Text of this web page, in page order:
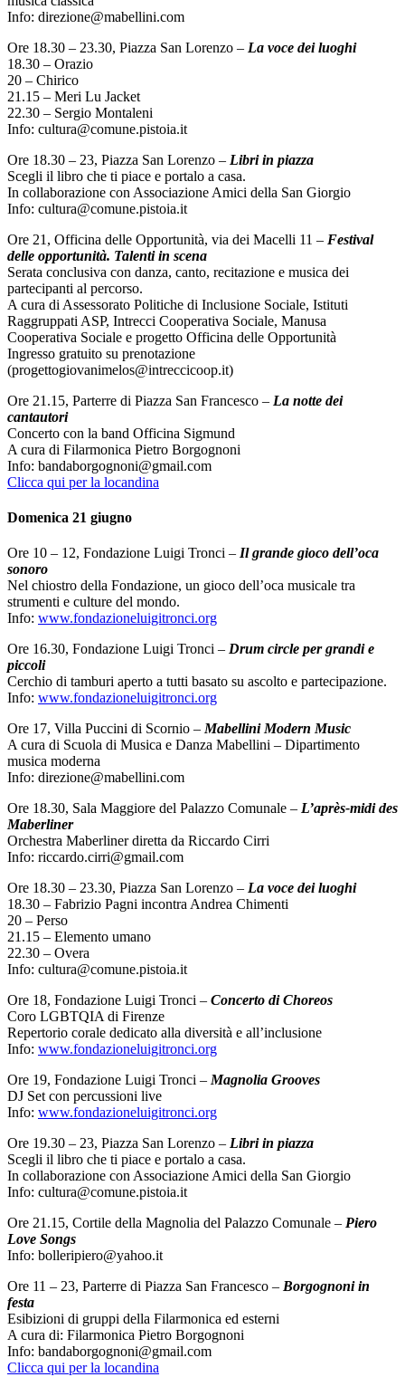
Info: direzione@mabellini.com
Ore 18.30 – 23.30, Piazza San Lorenzo – La voce dei luoghi
18.30 – Orazio
20 – Chirico
21.15 – Meri Lu Jacket
22.30 – Sergio Montaleni
Info: cultura@comune.pistoia.it
Ore 18.30 – 23, Piazza San Lorenzo – Libri in piazza
Scegli il libro che ti piace e portalo a casa.
In collaborazione con Associazione Amici della San Giorgio
Info: cultura@comune.pistoia.it
Ore 21, Officina delle Opportunità, via dei Macelli 11 – Festival
delle opportunità. Talenti in scena
Serata conclusiva con danza, canto, recitazione e musica dei
partecipanti al percorso.
A cura di Assessorato Politiche di Inclusione Sociale, Istituti
Raggruppati ASP, Intrecci Cooperativa Sociale, Manusa
Cooperativa Sociale e progetto Officina delle Opportunità
Ingresso gratuito su prenotazione
(progettogiovanimelos@intreccicoop.it)
Ore 21.15, Parterre di Piazza San Francesco – La notte dei
cantautori
Concerto con la band Officina Sigmund
A cura di Filarmonica Pietro Borgognoni
Info: bandaborgognoni@gmail.com
Clicca qui per la locandina
Domenica 21 giugno
Ore 10 – 12, Fondazione Luigi Tronci – Il grande gioco dell’oca
sonoro
Nel chiostro della Fondazione, un gioco dell’oca musicale tra
strumenti e culture del mondo.
Info: www.fondazioneluigitronci.org
Ore 16.30, Fondazione Luigi Tronci – Drum circle per grandi e
piccoli
Cerchio di tamburi aperto a tutti basato su ascolto e partecipazione.
Info: www.fondazioneluigitronci.org
Ore 17, Villa Puccini di Scornio –Mabellini Modern Music
A cura di Scuola di Musica e Danza Mabellini – Dipartimento
musica moderna
Info: direzione@mabellini.com
Ore 18.30, Sala Maggiore del Palazzo Comunale – L’après-midi des
Maberliner
Orchestra Maberliner diretta da Riccardo Cirri
Info: riccardo.cirri@gmail.com
Ore 18.30 – 23.30, Piazza San Lorenzo – La voce dei luoghi
18.30 – Fabrizio Pagni incontra Andrea Chimenti
20 – Perso
21.15 – Elemento umano
22.30 – Overa
Info: cultura@comune.pistoia.it
Ore 18, Fondazione Luigi Tronci – Concerto di Choreos
Coro LGBTQIA di Firenze
Repertorio corale dedicato alla diversità e all’inclusione
Info: www.fondazioneluigitronci.org
Ore 19, Fondazione Luigi Tronci –Magnolia Grooves
DJ Set con percussioni live
Info: www.fondazioneluigitronci.org
Ore 19.30 – 23, Piazza San Lorenzo – Libri in piazza
Scegli il libro che ti piace e portalo a casa.
In collaborazione con Associazione Amici della San Giorgio
Info: cultura@comune.pistoia.it
Ore 21.15, Cortile della Magnolia del Palazzo Comunale – Piero
Love Songs
Info: bolleripiero@yahoo.it
Ore 11 – 23, Parterre di Piazza San Francesco – Borgognoni in
festa
Esibizioni di gruppi della Filarmonica ed esterni
A cura di: Filarmonica Pietro Borgognoni
Info: bandaborgognoni@gmail.com
Clicca qui per la locandina